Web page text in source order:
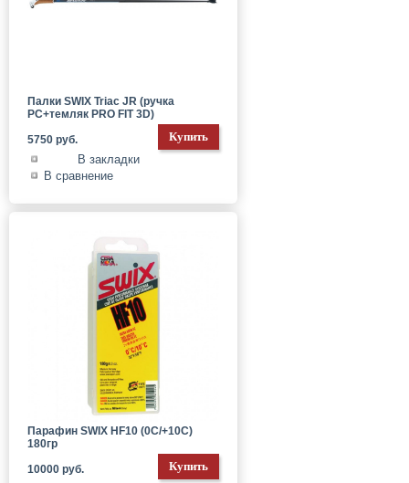
Палки SWIX Triac JR (ручка
PC+темляк PRO FIT 3D)
5750 руб.
В закладки
В сравнение
Парафин SWIX HF10 (0C/+10C)
180гр
10000 руб.